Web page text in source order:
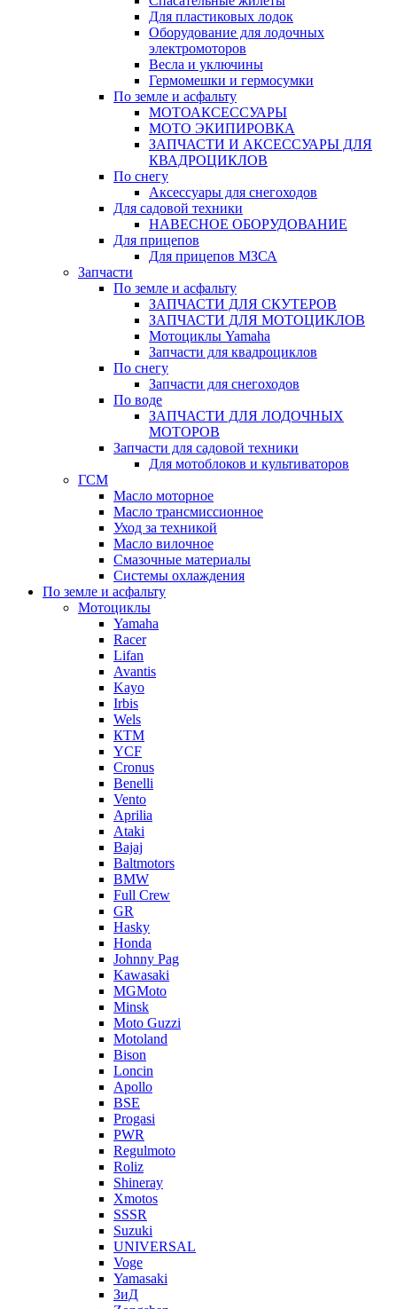
Для пластиковых лодок
Оборудование для лодочных
электромоторов
Весла и уключины
Гермомешки и гермосумки
По земле и асфальту
МОТОАКСЕССУАРЫ
МОТО ЭКИПИРОВКА
ЗАПЧАСТИ И АКСЕССУАРЫ ДЛЯ
КВАДРОЦИКЛОВ
По снегу
Аксессуары для снегоходов
Для садовой техники
НАВЕСНОЕ ОБОРУДОВАНИЕ
Для прицепов
Для прицепов МЗСА
Запчасти
По земле и асфальту
ЗАПЧАСТИ ДЛЯ СКУТЕРОВ
ЗАПЧАСТИ ДЛЯ МОТОЦИКЛОВ
Мотоциклы Yamaha
Запчасти для квадроциклов
По снегу
Запчасти для снегоходов
По воде
ЗАПЧАСТИ ДЛЯ ЛОДОЧНЫХ
МОТОРОВ
Запчасти для садовой техники
Для мотоблоков и культиваторов
ГСМ
Масло моторное
Масло трансмиссионное
Уход за техникой
Масло вилочное
Смазочные материалы
Системы охлаждения
По земле и асфальту
Мотоциклы
Yamaha
Racer
Lifan
Avantis
Kayo
Irbis
Wels
КТМ
YCF
Cronus
Benelli
Vento
Aprilia
Ataki
Bajaj
Baltmotors
BMW
Full Crew
GR
Hasky
Honda
Johnny Pag
Kawasaki
MGMoto
Minsk
Moto Guzzi
Motoland
Bison
Loncin
Apollo
BSE
Progasi
PWR
Regulmoto
Roliz
Shineray
Xmotos
SSSR
Suzuki
UNIVERSAL
Voge
Yamasaki
ЗиД